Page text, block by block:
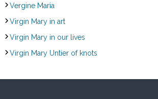
Vergine Maria
Virgin Mary in art
Virgin Mary in our lives
Virgin Mary Untier of knots